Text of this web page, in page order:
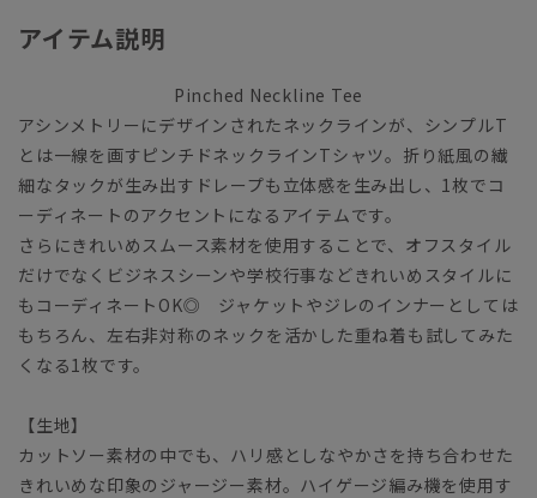
アイテム説明
Pinched Neckline Tee
アシンメトリーにデザインされたネックラインが、シンプルT
とは一線を画すピンチドネックラインTシャツ。折り紙風の繊
細なタックが生み出すドレープも立体感を生み出し、1枚でコ
ーディネートのアクセントになるアイテムです。
さらにきれいめスムース素材を使用することで、オフスタイル
だけでなくビジネスシーンや学校行事などきれいめスタイルに
もコーディネートOK◎ ジャケットやジレのインナーとしては
もちろん、左右非対称のネックを活かした重ね着も試してみた
くなる1枚です。
【生地】
カットソー素材の中でも、ハリ感としなやかさを持ち合わせた
きれいめな印象のジャージー素材。ハイゲージ編み機を使用す